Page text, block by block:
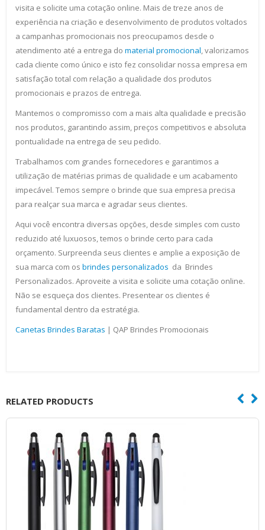
visita e solicite uma cotação online. Mais de treze anos de
experiência na criação e desenvolvimento de produtos voltados
a campanhas promocionais nos preocupamos desde o
atendimento até a entrega do material promocional , valorizamos
cada cliente como único e isto fez consolidar nossa empresa em
satisfação total com relação a qualidade dos produtos
promocionais e prazos de entrega.
Mantemos o compromisso com a mais alta qualidade e precisão
nos produtos, garantindo assim, preços competitivos e absoluta
pontualidade na entrega de seu pedido.
Trabalhamos com grandes fornecedores e garantimos a
utilização de matérias primas de qualidade e um acabamento
impecável. Temos sempre o brinde que sua empresa precisa
para realçar sua marca e agradar seus clientes.
Aqui você encontra diversas opções, desde simples com custo
reduzido até luxuosos, temos o brinde certo para cada
orçamento. Surpreenda seus clientes e amplie a exposição de
sua marca com os brindes personalizados da Brindes
Personalizados. Aproveite a visita e solicite uma cotação online.
Não se esqueça dos clientes. Presentear os clientes é
fundamental dentro da estratégia.
Canetas Brindes Baratas | QAP Brindes Promocionais
RELATED PRODUCTS